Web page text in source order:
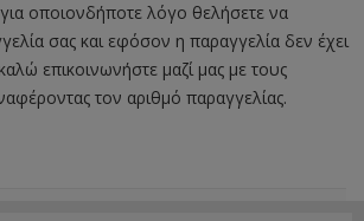
οποιονδήποτε λόγο θελήσετε να
σας και εφόσον η παραγγελία δεν έχει
επικοινωνήστε μαζί μας με τους
τον αριθμό παραγγελίας.